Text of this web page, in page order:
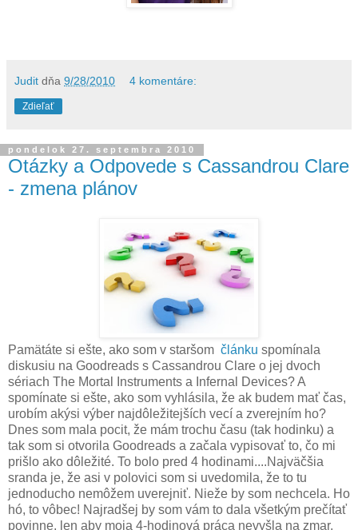
Judit dňa 9/28/2010 4 komentáre:
Zdieľať
pondelok 27. septembra 2010
Otázky a Odpovede s Cassandrou Clare
- zmena plánov
Pamätáte si ešte, ako som v staršom článku spomínala
diskusiu na Goodreads s Cassandrou Clare o jej dvoch
sériach The Mortal Instruments a Infernal Devices? A
spomínate si ešte, ako som vyhlásila, že ak budem mať čas,
urobím akýsi výber najdôležitejších vecí a zverejním ho?
Dnes som mala pocit, že mám trochu času (tak hodinku) a
tak som si otvorila Goodreads a začala vypisovať to, čo mi
prišlo ako dôležité. To bolo pred 4 hodinami....Najväčšia
sranda je, že asi v polovici som si uvedomila, že to tu
jednoducho nemôžem uverejniť. Nieže by som nechcela. Ho
hó, to vôbec! Najradšej by som vám to dala všetkým prečítať
povinne, len aby moja 4-hodinová práca nevyšla na zmar.